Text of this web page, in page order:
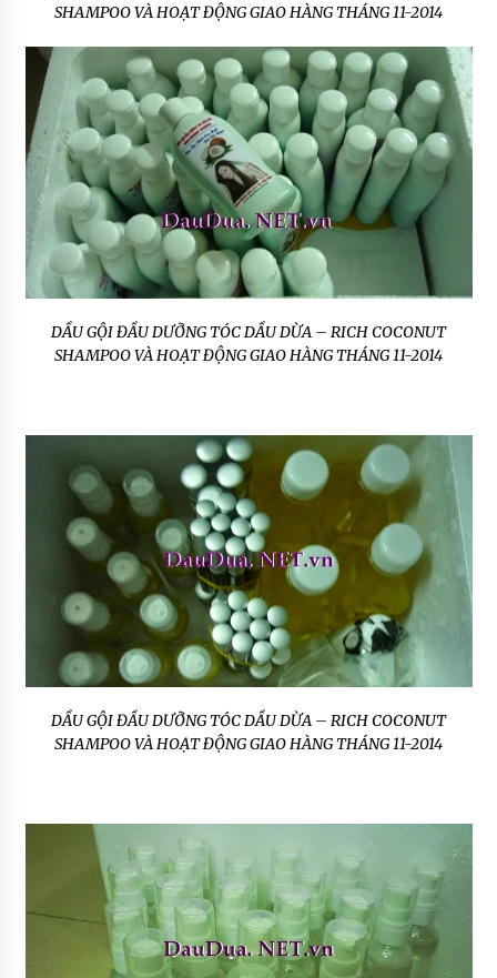
SHAMPOO VÀ HOẠT ĐỘNG GIAO HÀNG THÁNG 11-2014
DẦU GỘI ĐẦU DƯỠNG TÓC DẦU DỪA – RICH COCONUT
SHAMPOO VÀ HOẠT ĐỘNG GIAO HÀNG THÁNG 11-2014
DẦU GỘI ĐẦU DƯỠNG TÓC DẦU DỪA – RICH COCONUT
SHAMPOO VÀ HOẠT ĐỘNG GIAO HÀNG THÁNG 11-2014